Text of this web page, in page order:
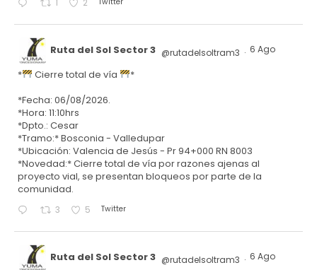
1 2
Ruta del Sol Sector 3 @rutadelsoltram3 · 6 Ago
* Cierre total de vía
*
*Fecha: 06/08/2026.
*Hora: 11:10hrs
*Dpto.: Cesar
*Tramo:* Bosconia - Valledupar
*Ubicación: Valencia de Jesús - Pr 94+000 RN 8003
*Novedad:* Cierre total de vía por razones ajenas al
proyecto vial, se presentan bloqueos por parte de la
comunidad.
3 5 Twitter
Ruta del Sol Sector 3 @rutadelsoltram3 · 6 Ago